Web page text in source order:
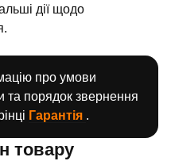
дії щодо
про умови
та порядок звернення
Гарантія .
товару